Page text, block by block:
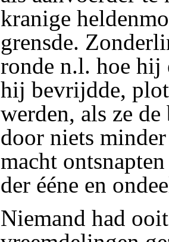
kranige
grensde.
ronde n.l. hoe hij
hij bevrijdde,
werden, als ze
door niets
macht
der ééne en
Niemand had